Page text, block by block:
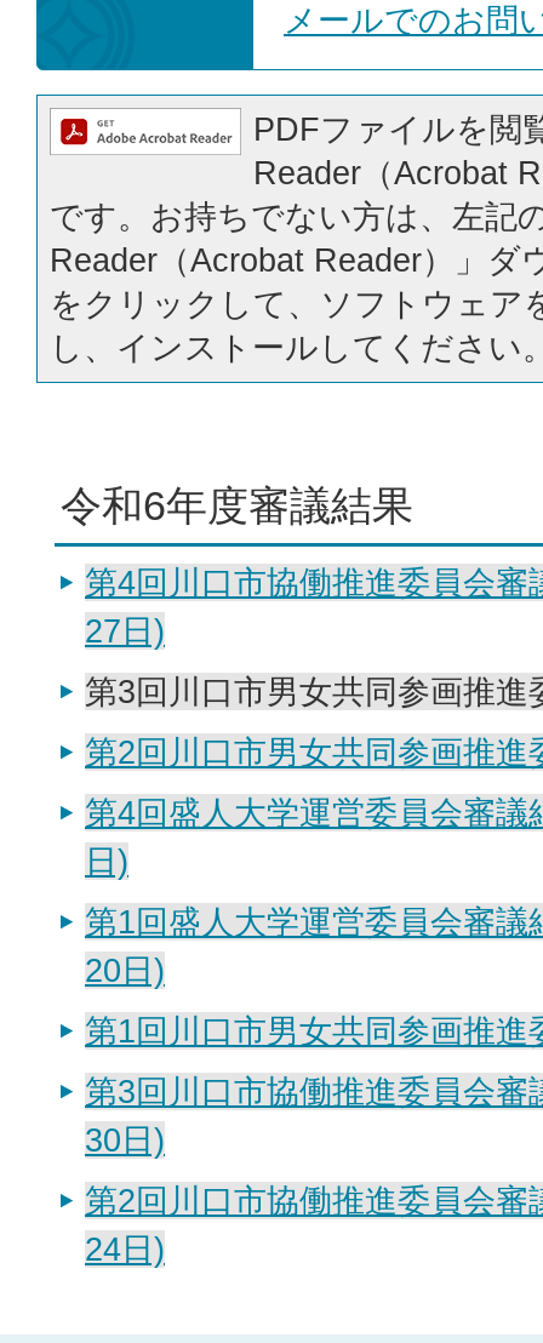
メールでのお問
PDFファイルを閲
Reader（Acrobat
です。お持ちでない方は、左記
Reader（Acrobat Reader）」ダ
をクリックして、ソフトウェア
し、インストールしてください
令和6年度審議結果
第4回川口市協働推進委員会審
27日)
第3回川口市男女共同参画推進
第2回川口市男女共同参画推進
第4回盛人大学運営委員会審議
日)
第1回盛人大学運営委員会審議
20日)
第1回川口市男女共同参画推進
第3回川口市協働推進委員会審
30日)
第2回川口市協働推進委員会審
24日)